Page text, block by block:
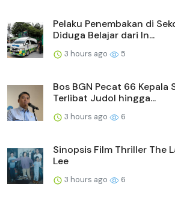
Pelaku Penembakan di
Diduga Belajar dari In...
3 hours ago 5
Bos BGN Pecat 66 Kepala
Terlibat Judol hingga...
3 hours ago 6
Sinopsis Film Thriller The
Lee
3 hours ago 6